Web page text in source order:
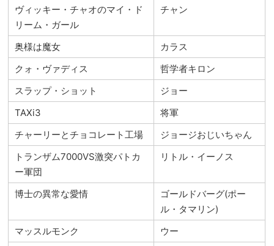
ヴィッキー・チャオのマイ・ド
リーム・ガール
チャン
奥様は魔女
カラス
クォ・ヴァディス
哲学者キロン
スラップ・ショット
ジョー
TAXi3
将軍
チャーリーとチョコレート工場
ジョージおじいちゃん
トランザム7000VS激突パトカ
ー軍団
リトル・イーノス
博士の異常な愛情
ゴールドバーグ(ポー
ル・タマリン)
マッスルモンク
ウー